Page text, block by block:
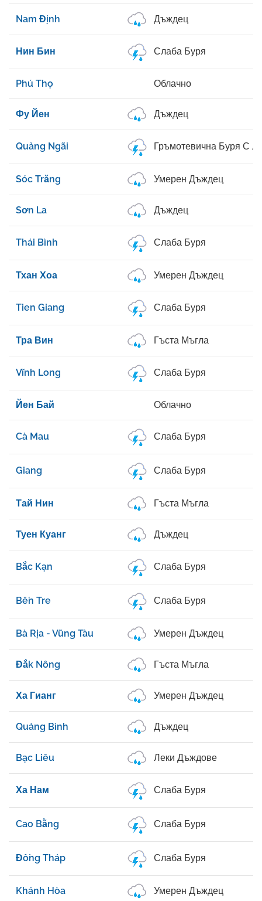
Nam Định Дъждец
Нин Бин Слаба Буря
Phú Thọ Облачно
Фу Йен Дъждец
Quảng Ngãi Гръмотевична Буря С
Sóc Trăng Умерен Дъждец
Sơn La Дъждец
Thái Bình Слаба Буря
Тхан Хоа Умерен Дъждец
Tien Giang Слаба Буря
Тра Вин Гъста Мъгла
Vĩnh Long Слаба Буря
Йен Бай Облачно
Cà Mau Слаба Буря
Giang Слаба Буря
Тай Нин Гъста Мъгла
Туен Куанг Дъждец
Bắc Kạn Слаба Буря
Bến Tre Слаба Буря
Bà Rịa - Vũng Tàu Умерен Дъждец
Đắk Nông Гъста Мъгла
Ха Гианг Умерен Дъждец
Quảng Bình Дъждец
Bạc Liêu Леки Дъждове
Ха Нам Слаба Буря
Cao Bằng Слаба Буря
Đồng Tháp Слаба Буря
Khánh Hòa Умерен Дъждец